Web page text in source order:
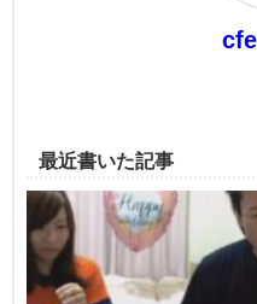
最近書いた記事